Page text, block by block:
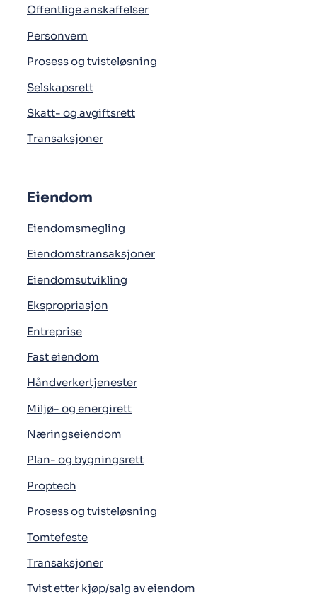
Offentlige anskaffelser
Personvern
Prosess og tvisteløsning
Selskapsrett
Skatt- og avgiftsrett
Transaksjoner
Eiendom
Eiendomsmegling
Eiendomstransaksjoner
Eiendomsutvikling
Ekspropriasjon
Entreprise
Fast eiendom
Håndverkertjenester
Miljø- og energirett
Næringseiendom
Plan- og bygningsrett
Proptech
Prosess og tvisteløsning
Tomtefeste
Transaksjoner
Tvist etter kjøp/salg av eiendom